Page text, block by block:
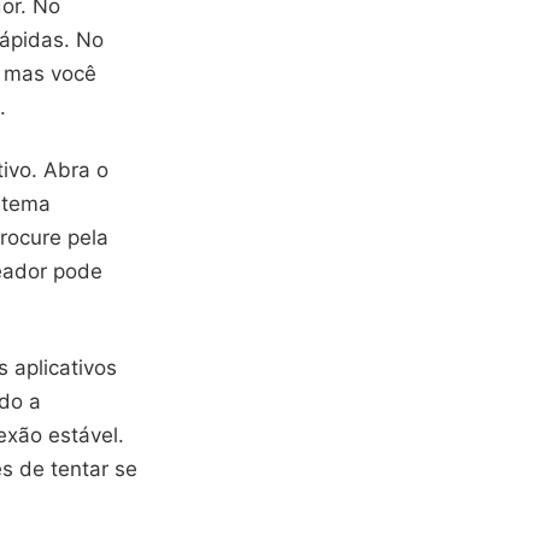
No
No
você
Abra o
pela
pode
aplicativos
a
estável.
de tentar se